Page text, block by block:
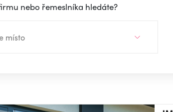
nebo řemeslníka hledáte?